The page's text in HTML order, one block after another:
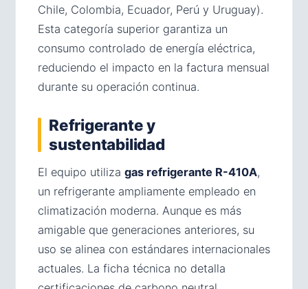
Chile, Colombia, Ecuador, Perú y Uruguay).
Esta categoría superior garantiza un
consumo controlado de energía eléctrica,
reduciendo el impacto en la factura mensual
durante su operación continua.
Refrigerante y
sustentabilidad
El equipo utiliza gas refrigerante R-410A,
un refrigerante ampliamente empleado en
climatización moderna. Aunque es más
amigable que generaciones anteriores, su
uso se alinea con estándares internacionales
actuales. La ficha técnica no detalla